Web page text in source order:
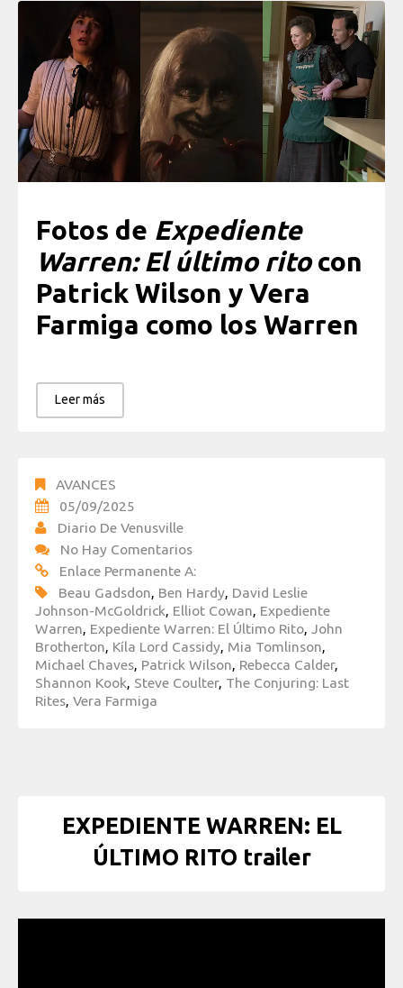
Fotos de Expediente
Warren: El último ritocon
Patrick Wilson y Vera
Farmiga como los Warren
Leer más
AVANCES
05/09/2025
Diario De Venusville
No Hay Comentarios
Enlace Permanente A:
Beau Gadsdon, Ben Hardy, David Leslie
Johnson-McGoldrick, Elliot Cowan, Expediente
Warren, Expediente Warren: El Último Rito, John
Brotherton, Kíla Lord Cassidy, Mia Tomlinson,
Michael Chaves, Patrick Wilson, Rebecca Calder,
Shannon Kook, Steve Coulter, The Conjuring: Last
Rites, Vera Farmiga
EXPEDIENTE WARREN: EL
ÚLTIMO RITO trailer